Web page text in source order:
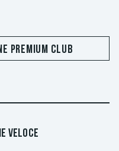
PREMIUM CLUB
VELOCE